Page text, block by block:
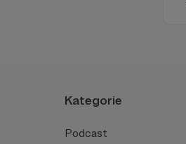
Kategorie
Podcast